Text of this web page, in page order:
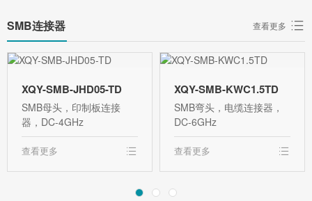
SMB连接器 查看更多
XQY-SMB-JHD05-TD
SMB母头，印制板连接
器，DC-4GHz
查看更多
XQY-SMB-KWC1.5TD
SMB弯头，电缆连接器，
DC-6GHz
查看更多